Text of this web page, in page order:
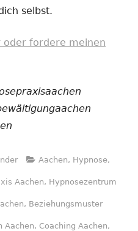
selbst.
oder fordere meinen
Kategorien
Aachen, Hypnose,
Aachen, Hypnosezentrum
, Beziehungsmuster
Aachen, Coaching Aachen,